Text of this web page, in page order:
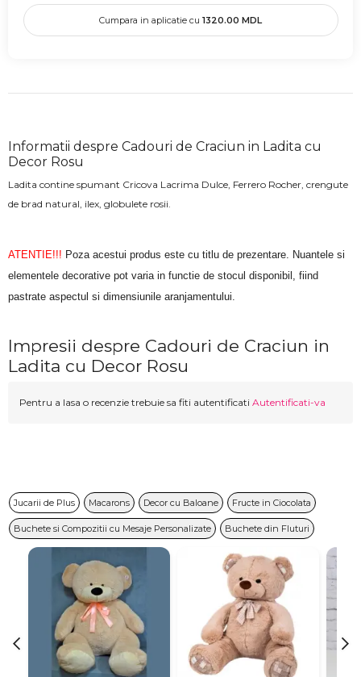
Cumpara in aplicatie cu 1320.00 MDL
Informatii despre Cadouri de Craciun in Ladita cu
Decor Rosu
Ladita contine spumant Cricova Lacrima Dulce, Ferrero Rocher, crengute
de brad natural, ilex, globulete rosii.
ATENTIE!!! Poza acestui produs este cu titlu de prezentare. Nuantele si
elementele decorative pot varia in functie de stocul disponibil, fiind
pastrate aspectul si dimensiunile aranjamentului.
Impresii despre Cadouri de Craciun in
Ladita cu Decor Rosu
Pentru a lasa o recenzie trebuie sa fiti autentificati Autentificati-va
Jucarii de Plus Macarons Decor cu Baloane Fructe in Ciocolata
Buchete si Compozitii cu Mesaje Personalizate Buchete din Fluturi